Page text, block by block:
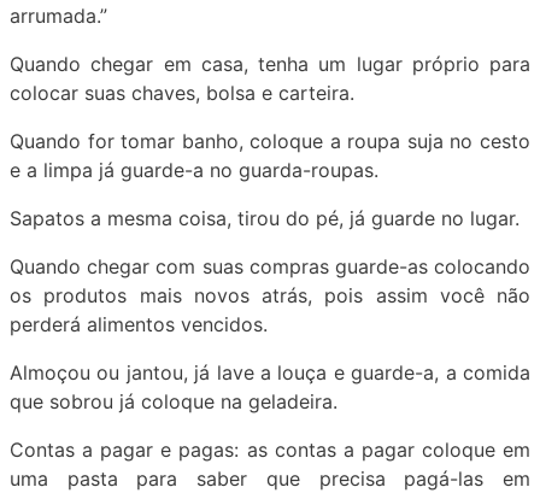
arrumada.”
Quando chegar em casa, tenha um lugar próprio para
colocar suas chaves, bolsa e carteira.
Quando for tomar banho, coloque a roupa suja no cesto
e a limpa já guarde-a no guarda-roupas.
Sapatos a mesma coisa, tirou do pé, já guarde no lugar.
Quando chegar com suas compras guarde-as colocando
os produtos mais novos atrás, pois assim você não
perderá alimentos vencidos.
Almoçou ou jantou, já lave a louça e guarde-a, a comida
que sobrou já coloque na geladeira.
Contas a pagar e pagas: as contas a pagar coloque em
uma pasta para saber que precisa pagá-las em